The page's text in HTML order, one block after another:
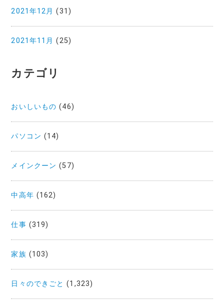
2021年12月 (31)
2021年11月 (25)
カテゴリ
おいしいもの (46)
パソコン (14)
メインクーン (57)
中高年 (162)
仕事 (319)
家族 (103)
日々のできごと (1,323)